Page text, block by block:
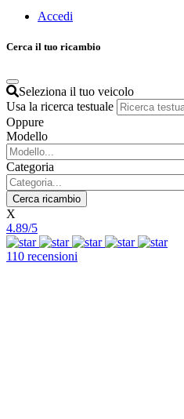
Accedi
Cerca il tuo ricambio
Seleziona il tuo veicolo
Usa la ricerca testuale
Oppure
Modello
Categoria
X
4.89/5
110 recensioni